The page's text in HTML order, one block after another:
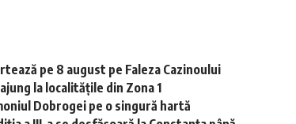
pe 8 august pe Faleza Cazinoului
la localitățile din Zona 1
Dobrogei pe o singură hartă